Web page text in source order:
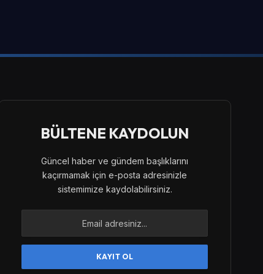
BÜLTENE KAYDOLUN
Güncel haber ve gündem başlıklarını
kaçırmamak için e-posta adresinizle
sistemimize kaydolabilirsiniz.